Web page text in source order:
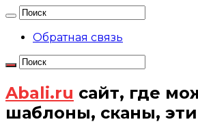
Обратная связь
Abali.ru сайт, где
шаблоны, сканы,